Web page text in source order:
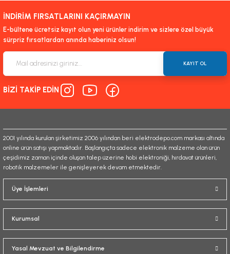
İNDİRİM FIRSATLARINI KAÇIRMAYIN
E-bültene ücretsiz kayıt olun yeni ürünler indirim ve sizlere özel büyük
sürpriz fırsatlardan anında haberiniz olsun!
KAYIT OL
BİZİ TAKİP EDİN
2001 yılında kurulan şirketimiz 2006 yılından beri elektrodepo.com markası altında
online ürün satışı yapmaktadır. Başlangıçta sadece elektronik malzeme olan ürün
çeşidimiz zaman içinde oluşan talep üzerine hobi elektroniği, hırdavat ürünleri,
robotik malzemeler ile genişleyerek devam etmektedir.
Üye İşlemleri
Kurumsal
Yasal Mevzuat ve Bilgilendirme